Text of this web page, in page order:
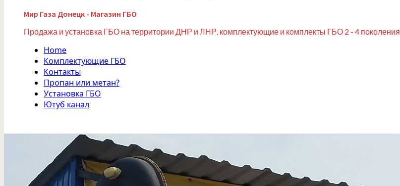
Мир Газа Донецк - Магазин ГБО
Продажа и установка ГБО на территории ДНР и ЛНР, комплектующие и комплекты ГБО 2 - 4 поколения
Home
Комплектующие ГБО
Контакты
Пропан или метан?
Установка ГБО
Ютуб канал